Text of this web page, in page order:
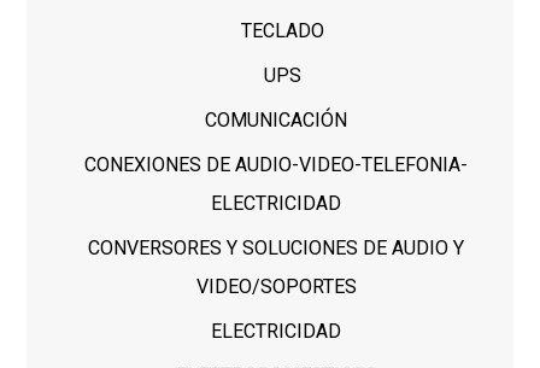
TECLADO
UPS
COMUNICACIÓN
CONEXIONES DE AUDIO-VIDEO-TELEFONIA-
ELECTRICIDAD
CONVERSORES Y SOLUCIONES DE AUDIO Y
VIDEO/SOPORTES
ELECTRICIDAD